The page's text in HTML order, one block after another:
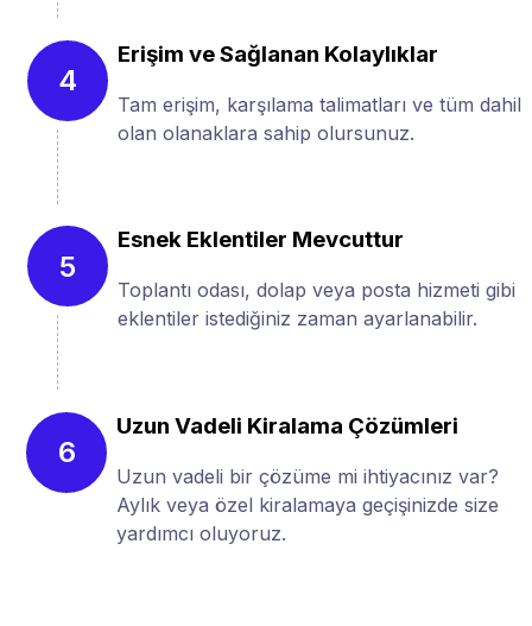
4
Erişim ve Sağlanan Kolaylıklar
Tam erişim, karşılama talimatları ve tüm dahil
olan olanaklara sahip olursunuz.
5
Esnek Eklentiler Mevcuttur
Toplantı odası, dolap veya posta hizmeti gibi
eklentiler istediğiniz zaman ayarlanabilir.
6
Uzun Vadeli Kiralama Çözümleri
Uzun vadeli bir çözüme mi ihtiyacınız var?
Aylık veya özel kiralamaya geçişinizde size
yardımcı oluyoruz.